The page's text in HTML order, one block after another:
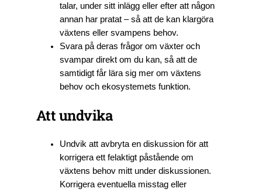
talar, under sitt inlägg eller efter att någon
annan har pratat – så att de kan klargöra
växtens eller svampens behov.
Svara på deras frågor om växter och
svampar direkt om du kan, så att de
samtidigt får lära sig mer om växtens
behov och ekosystemets funktion.
Att undvika
Undvik att avbryta en diskussion för att
korrigera ett felaktigt påstående om
växtens behov mitt under diskussionen.
Korrigera eventuella misstag eller